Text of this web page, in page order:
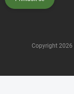
Copyright 2026